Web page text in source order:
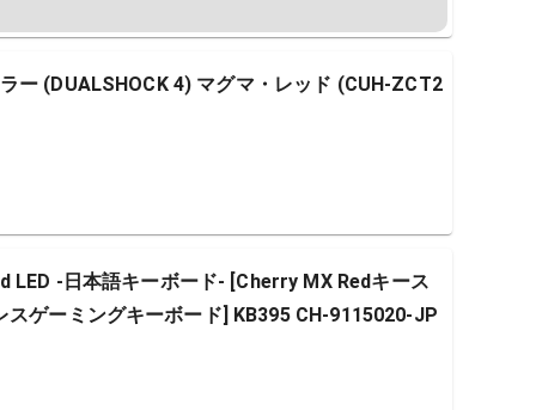
ー (DUALSHOCK 4) マグマ・レッド (CUH-ZCT2
LED -日本語キーボード- [Cherry MX Redキース
スゲーミングキーボード] KB395 CH-9115020-JP